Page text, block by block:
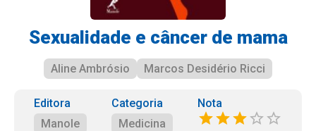
Sexualidade e câncer de mama
Aline Ambrósio Marcos Desidério Ricci
Editora
Manole
Categoria
Medicina
Nota